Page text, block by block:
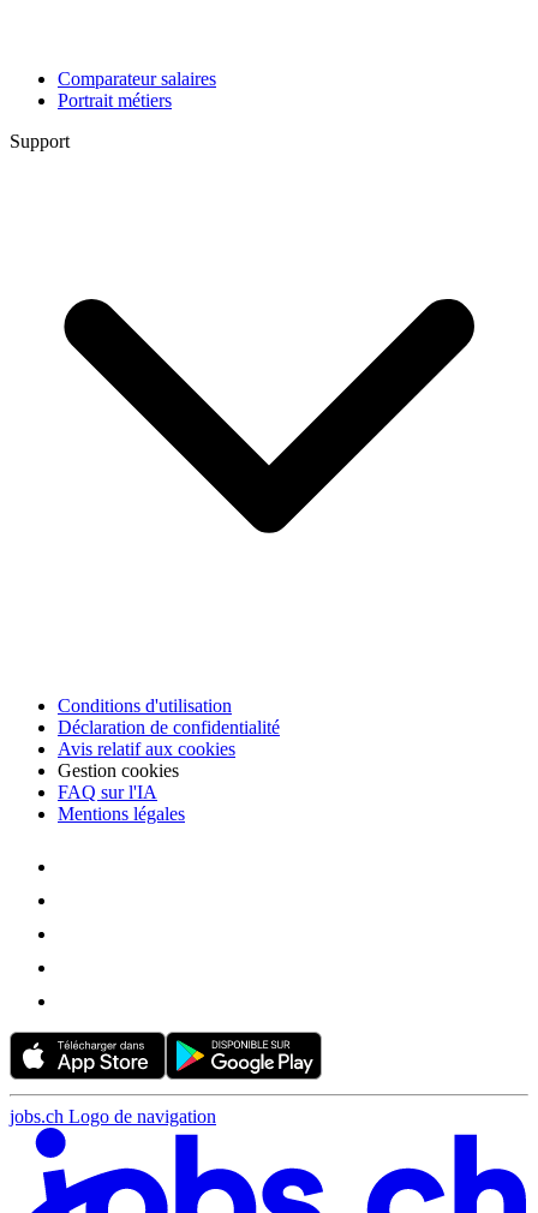
Comparateur salaires
Portrait métiers
Support
Conditions d'utilisation
Déclaration de confidentialité
Avis relatif aux cookies
Gestion cookies
FAQ sur l'IA
Mentions légales
jobs.ch Logo de navigation